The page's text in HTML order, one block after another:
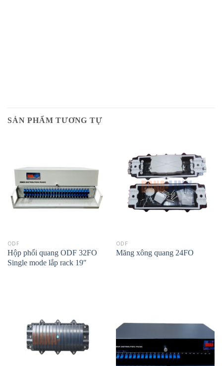
SẢN PHẨM TƯƠNG TỰ
ODF
Hộp phối quang ODF 32FO
Single mode lắp rack 19″
ODF
Măng xông quang 24FO